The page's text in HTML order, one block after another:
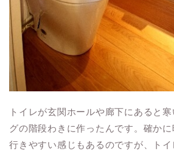
トイレが玄関ホールや廊下にあると
グの階段わきに作ったんです。確かに
行きやすい感じもあるのですが、ト